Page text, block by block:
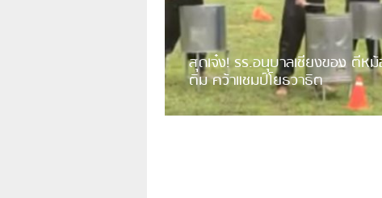
สุดเจ๋ง! รร.อนุบาลเชียงของ ตีห
ติม คว้าแชมป์โยธวาธิต